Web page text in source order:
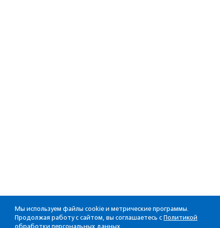
Мы используем файлы cookie и метрические программы.
Продолжая работу с сайтом, вы соглашаетесь с Политикой
обработки персональных данных